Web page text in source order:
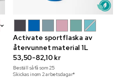
Activate sportflaska av
återvunnet material 1L
53,50-82,10 kr
Beställ så få som25
Skickas inom 2 arbetsdagar*